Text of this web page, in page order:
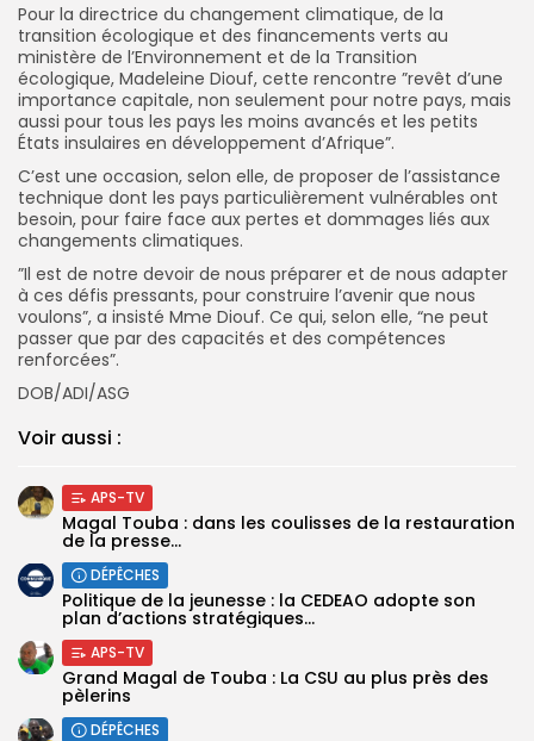
Pour la directrice du changement climatique, de la
transition écologique et des financements verts au
ministère de l’Environnement et de la Transition
écologique, Madeleine Diouf, cette rencontre ”revêt d’une
importance capitale, non seulement pour notre pays, mais
aussi pour tous les pays les moins avancés et les petits
États insulaires en développement d’Afrique”.
C’est une occasion, selon elle, de proposer de l’assistance
technique dont les pays particulièrement vulnérables ont
besoin, pour faire face aux pertes et dommages liés aux
changements climatiques.
”Il est de notre devoir de nous préparer et de nous adapter
à ces défis pressants, pour construire l’avenir que nous
voulons”, a insisté Mme Diouf. Ce qui, selon elle, “ne peut
passer que par des capacités et des compétences
renforcées”.
DOB/ADI/ASG
Voir aussi :
APS-TV
Magal Touba : dans les coulisses de la restauration
de la presse...
DÉPÊCHES
Politique de la jeunesse : la CEDEAO adopte son
plan d’actions stratégiques...
APS-TV
Grand Magal de Touba : La CSU au plus près des
pèlerins
DÉPÊCHES